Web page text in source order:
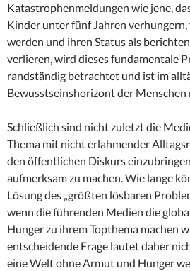
Katastrophenmeldungen wie jene,
Kinder unter fünf Jahren
werden und ihren Status als
verlieren, wird dieses fundamentale
randständig betrachtet und ist im
Bewusstseinshorizont der
Schließlich sind nicht zuletzt die
Thema mit nicht erlahmender
den öffentlichen Diskurs
aufmerksam zu machen. Wie lange
Lösung des „größten lösbaren
wenn die führenden Medien die
Hunger zu ihrem Topthema machen
entscheidende Frage lautet daher
eine Welt ohne Armut und Hunger